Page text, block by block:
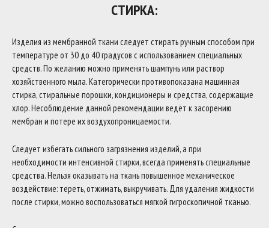
СТИРКА:
Изделия из мембранной ткани следует стирать ручным способом при
температуре от 30 до 40 градусов с использованием специальных
средств. По желанию можно применять шампунь или раствор
хозяйственного мыла. Категорически противопоказана машинная
стирка, стиральные порошки, кондиционеры и средства, содержащие
хлор. Несоблюдение данной рекомендации ведёт к засорению
мембран и потере их воздухопроницаемости.
Следует избегать сильного загрязнения изделий, а при
необходимости интенсивной стирки, всегда применять специальные
средства. Нельзя оказывать на ткань повышенное механическое
воздействие: тереть, отжимать, выкручивать. Для удаления жидкости
после стирки, можно воспользоваться мягкой гигроскопичной тканью.